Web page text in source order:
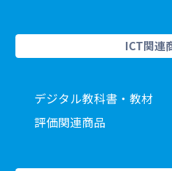
ICT関連
デジタル教科書・教材
評価関連商品